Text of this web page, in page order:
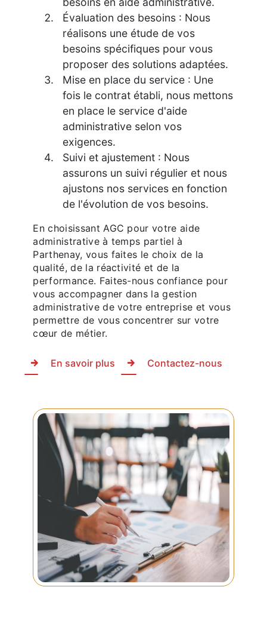
Évaluation des besoins : Nous
réalisons une étude de vos
besoins spécifiques pour vous
proposer des solutions adaptées.
Mise en place du service : Une
fois le contrat établi, nous mettons
en place le service d'aide
administrative selon vos
exigences.
Suivi et ajustement : Nous
assurons un suivi régulier et nous
ajustons nos services en fonction
de l'évolution de vos besoins.
En choisissant AGC pour votre aide
administrative à temps partiel à
Parthenay, vous faites le choix de la
qualité, de la réactivité et de la
performance. Faites-nous confiance pour
vous accompagner dans la gestion
administrative de votre entreprise et vous
permettre de vous concentrer sur votre
cœur de métier.
En savoir plus Contactez-nous